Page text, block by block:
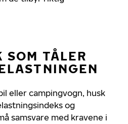
SOM TÅLER
eller campingvogn, husk
og
samsvare med kravene i